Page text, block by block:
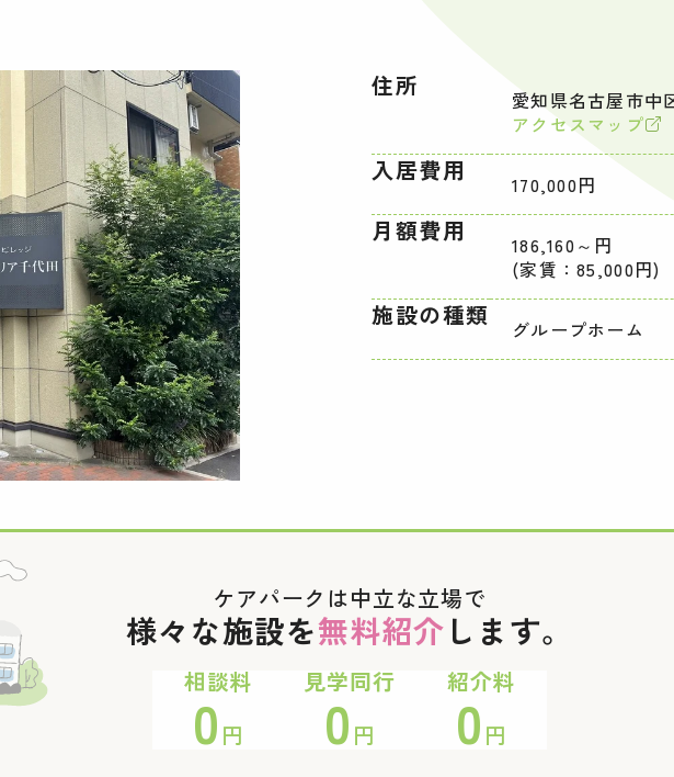
住所
愛知県名古屋市中
アクセスマップ
入居費用 170,000円
月額費用
186,160～円
(家賃：85,000円)
施設の種類 グループホーム
ケアパークは中立な立場で
様々な施設を無料紹介 します。
相談料
0 円
見学同行
0 円
紹介料
0 円